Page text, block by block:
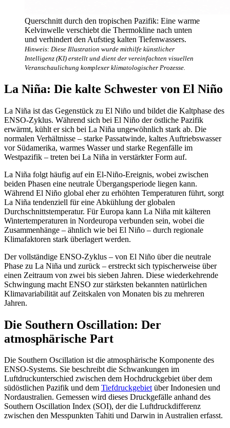
Querschnitt durch den tropischen Pazifik: Eine warme
Kelvinwelle verschiebt die Thermokline nach unten
und verhindert den Aufstieg kalten Tiefenwassers.
Hinweis: Diese Illustration wurde mithilfe künstlicher
Intelligenz (KI) erstellt und dient der vereinfachten visuellen
Veranschaulichung komplexer klimatologischer Prozesse.
La Niña: Die kalte Schwester von El Niño
La Niña ist das Gegenstück zu El Niño und bildet die Kaltphase des
ENSO-Zyklus. Während sich bei El Niño der östliche Pazifik
erwärmt, kühlt er sich bei La Niña ungewöhnlich stark ab. Die
normalen Verhältnisse – starke Passatwinde, kaltes Auftriebswasser
vor Südamerika, warmes Wasser und starke Regenfälle im
Westpazifik – treten bei La Niña in verstärkter Form auf.
La Niña folgt häufig auf ein El-Niño-Ereignis, wobei zwischen
beiden Phasen eine neutrale Übergangsperiode liegen kann.
Während El Niño global eher zu erhöhten Temperaturen führt, sorgt
La Niña tendenziell für eine Abkühlung der globalen
Durchschnittstemperatur. Für Europa kann La Niña mit kälteren
Wintertemperaturen in Nordeuropa verbunden sein, wobei die
Zusammenhänge – ähnlich wie bei El Niño – durch regionale
Klimafaktoren stark überlagert werden.
Der vollständige ENSO-Zyklus – von El Niño über die neutrale
Phase zu La Niña und zurück – erstreckt sich typischerweise über
einen Zeitraum von zwei bis sieben Jahren. Diese wiederkehrende
Schwingung macht ENSO zur stärksten bekannten natürlichen
Klimavariabilität auf Zeitskalen von Monaten bis zu mehreren
Jahren.
Die Southern Oscillation: Der
atmosphärische Part
Die Southern Oscillation ist die atmosphärische Komponente des
ENSO-Systems. Sie beschreibt die Schwankungen im
Luftdruckunterschied zwischen dem Hochdruckgebiet über dem
südöstlichen Pazifik und dem Tiefdruckgebietüber Indonesien und
Nordaustralien. Gemessen wird dieses Druckgefälle anhand des
Southern Oscillation Index (SOI), der die Luftdruckdifferenz
zwischen den Messpunkten Tahiti und Darwin in Australien erfasst.